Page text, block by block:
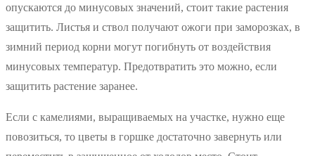
опускаются до минусовых значений, стоит такие растения
защитить. Листья и ствол получают ожоги при заморозках, в
зимний период корни могут погибнуть от воздействия
минусовых температур. Предотвратить это можно, если
защитить растение заранее.
Если с камелиями, выращиваемых на участке, нужно еще
повозиться, то цветы в горшке достаточно завернуть или